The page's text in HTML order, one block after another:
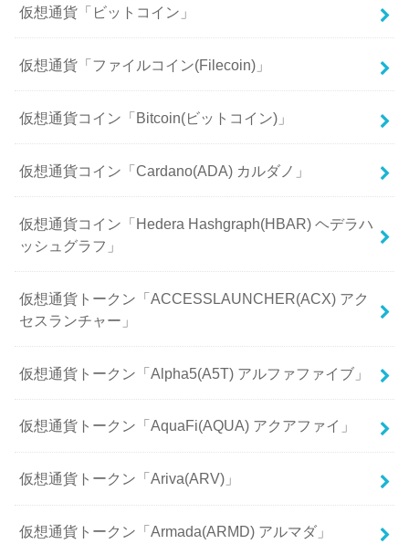
仮想通貨「ビットコイン」
仮想通貨「ファイルコイン(Filecoin)」
仮想通貨コイン「Bitcoin(ビットコイン)」
仮想通貨コイン「Cardano(ADA) カルダノ」
仮想通貨コイン「Hedera Hashgraph(HBAR) ヘデラハ
ッシュグラフ」
仮想通貨トークン「ACCESSLAUNCHER(ACX) アク
セスランチャー」
仮想通貨トークン「Alpha5(A5T) アルファファイブ」
仮想通貨トークン「AquaFi(AQUA) アクアファイ」
仮想通貨トークン「Ariva(ARV)」
仮想通貨トークン「Armada(ARMD) アルマダ」